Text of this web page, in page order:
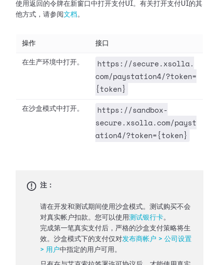
使用返回的令牌在新窗口中打开支付UI。有关打开支付UI的其
他方式，请参阅 文档。
操作 接口
在生产环境中打开。
https://secure.xsolla.
com/paystation4/?token=
{token}
在沙盒模式中打开。
https://sandbox-
secure.xsolla.com/payst
ation4/?token={token}
注：
请在开发和测试期间使用沙盒模式。测试购买不会
对真实帐户扣款。您可以使用测试银行卡。
完成第一笔真实支付后，严格的沙盒支付策略将生
效。沙盒模式下的支付仅对发布商帐户 > 公司设置
> 用户中指定的用户可用。